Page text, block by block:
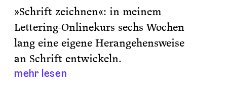
»Schrift zeichnen«: in meinem
Lettering-Onlinekurs sechs Wochen
lang eine eigene Herangehensweise
an Schrift entwickeln.
mehr lesen